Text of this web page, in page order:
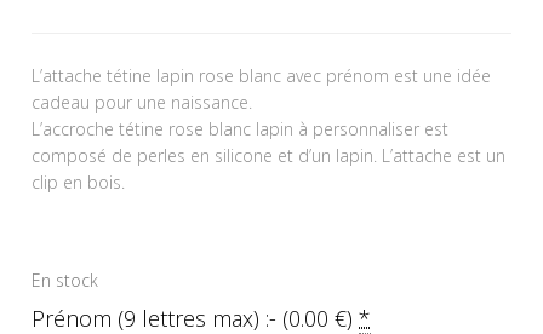
L’attache tétine lapin rose blanc avec prénom est une idée
cadeau pour une naissance.
L’accroche tétine rose blanc lapin à personnaliser est
composé de perles en silicone et d’un lapin. L’attache est un
clip en bois.
En stock
Prénom (9 lettres max) :- (0.00€)*